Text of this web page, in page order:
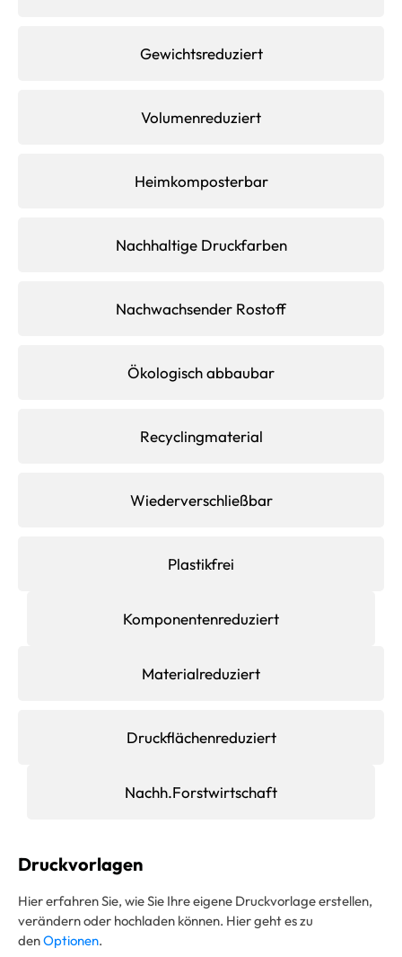
Gewichtsreduziert
Volumenreduziert
Heimkomposterbar
Nachhaltige Druckfarben
Nachwachsender Rostoff
Ökologisch abbaubar
Recyclingmaterial
Wiederverschließbar
Plastikfrei
Komponentenreduziert
Materialreduziert
Druckflächenreduziert
Nachh.Forstwirtschaft
Druckvorlagen
Hier erfahren Sie, wie Sie Ihre eigene Druckvorlage erstellen,
verändern oder hochladen können. Hier geht es zu
denOptionen.